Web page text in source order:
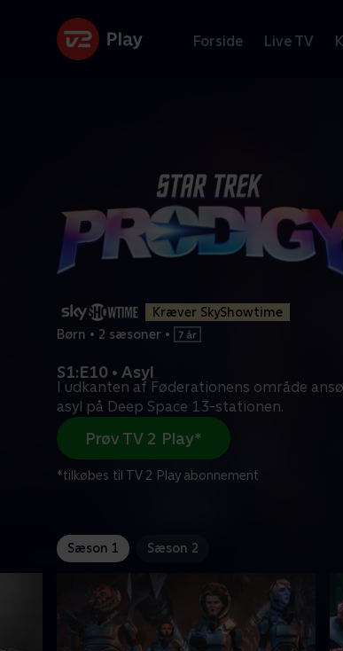
Forside Live TV
Kræver SkyShowtime
Børn • 2 sæsoner •
S1:E10 • Asyl
I udkanten af Føderationens område
asyl på Deep Space 13-stationen.
Prøv TV 2 Play*
*tilkøbes til TV 2 Play abonnement
Sæson 1 Sæson 2